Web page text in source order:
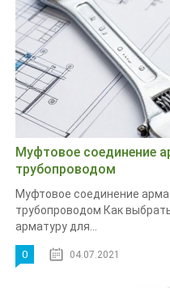
Муфтовое соединение
трубопроводом
Муфтовое соединение
трубопроводом Как
арматуру для...
0 04.07.2021